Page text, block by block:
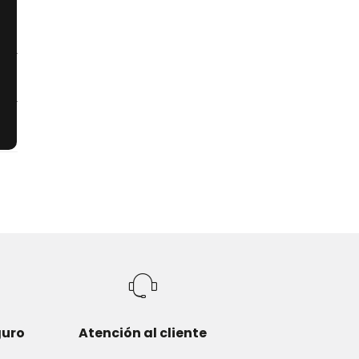
y
Atención al cliente